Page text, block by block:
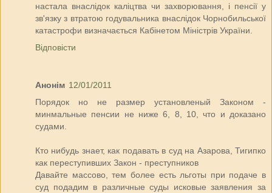
настала внаслідок каліцтва чи захворювання, і пенсії у
зв'язку з втратою годувальника внаслідок Чорнобильської
катастрофи визначається Кабінетом Міністрів України.
Відповісти
Анонім 12/01/2011
Порядок но не размер установленый Законом -
минмальные пенсии не ниже 6, 8, 10, что и доказано
судами.
Кто нибудь знает, как подавать в суд на Азарова, Тигипко
как переступивших Закон - преступников
Давайте массово, тем более есть льготы при подаче в
суд подадим в различные суды исковые заявления за